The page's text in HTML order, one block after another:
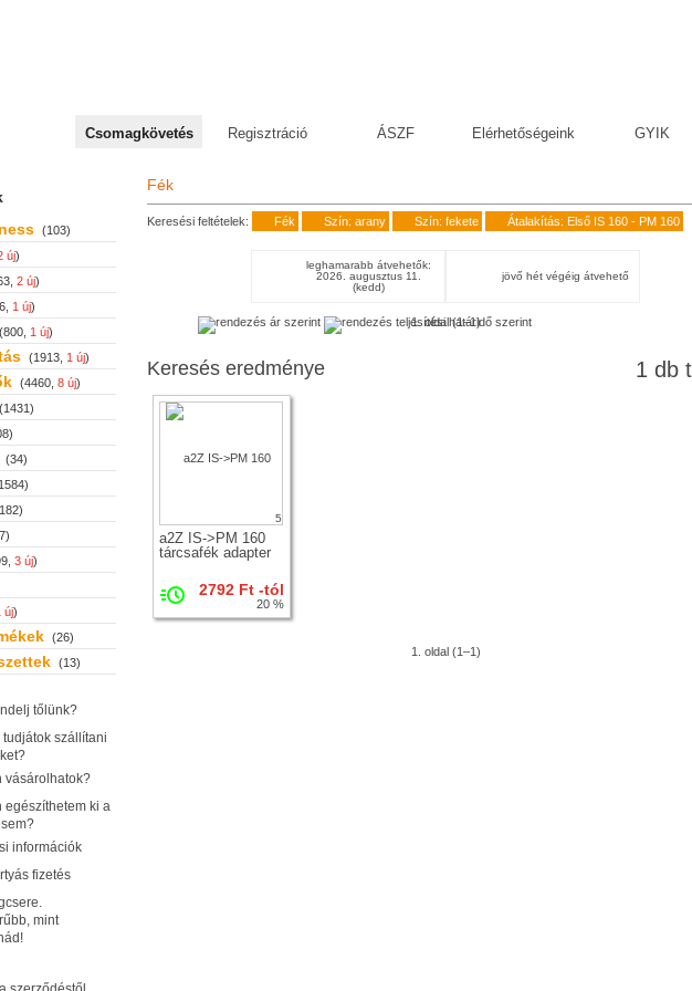
(103)
új)
2 új)
1 új)
(800, 1 új)
(1913, 1 új)
(4460, 8 új)
(1431)
(34)
3 új)
új)
(26)
(13)
tőlünk?
tudjátok szállítani
vásárolhatok?
egészíthetem ki a
információk
fizetés
mint
Fék
Keresési feltételek: Fék Szín: arany Szín: fekete Átalakítás: Első IS 160 - PM 160
leghamarabb átvehetők:
2026. augusztus 11.
(kedd)
jövő hét végéig átvehető
1. oldal (1–1)
1 db
Keresés eredménye
5
a2Z IS->PM 160
tárcsafék adapter
2792 Ft -tól
20 %
1. oldal (1–1)
Csomagkövetés Regisztráció ÁSZF Elérhetőségeink GYIK